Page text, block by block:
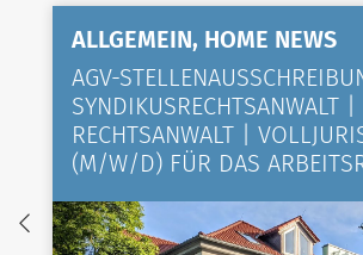
ALLGEMEIN, HOME NEWS
AGV-
SYNDIKUSRECHTSANWALT |
RECHTSANWALT |
(M/W/D) FÜR DAS